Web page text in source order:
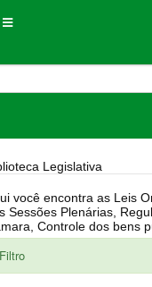
Legislativa
as Leis Ordinárias, Leis Complementares, Portarias, Decretos, Atas, PPA, LDO, LOA, RREO,
da LAI, Atos de Julgamento do Governo, Agenda Externa do presidente, Relatório do Controle Interno, Projetos em tramitação na
Filtro